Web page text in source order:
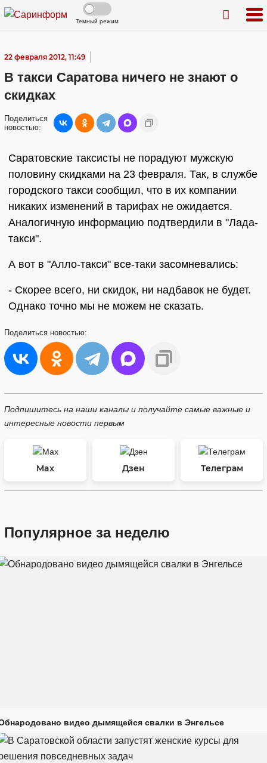
Темный режим
22 февраля 2012, 11:49
В такси Саратова ничего не знают о
скидках
Поделиться
новостью:
Саратовские таксисты не порадуют мужскую
половину скидками на 23 февраля. Так, в службе
городского такси сообщил, что в их компании
никаких изменений в тарифах не ожидается.
Аналогичную информацию подтвердили в "Лада-
такси".
А вот в "Алло-такси" все-таки засомневались:
- Скорее всего, ни скидок, ни надбавок не будет.
Однако точно мы не можем не сказать.
Поделиться новостью:
Подпишитесь на наши каналы и получайте самые важные и
интересные новости первым
Max Дзен Телеграм
Популярное за неделю
видео дымящейся свалки в Энгельсе